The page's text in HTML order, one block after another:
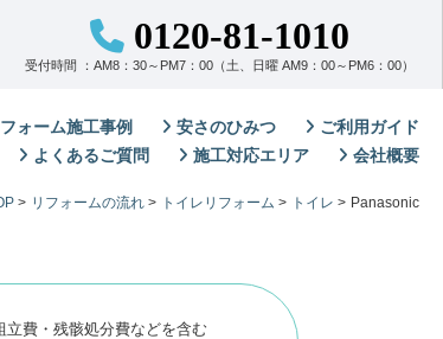
0120-81-1010
受付時間 ：AM8：30～PM7：00（土、日曜 AM9：00～PM6：00）
ォーム施工事例 安さのひみつ
ご利用ガイド
よくあるご質問
施工対応エリア 会社概要
> リフォームの流れ > トイレリフォーム > トイレ > Panasonic
費・残骸処分費などを含む